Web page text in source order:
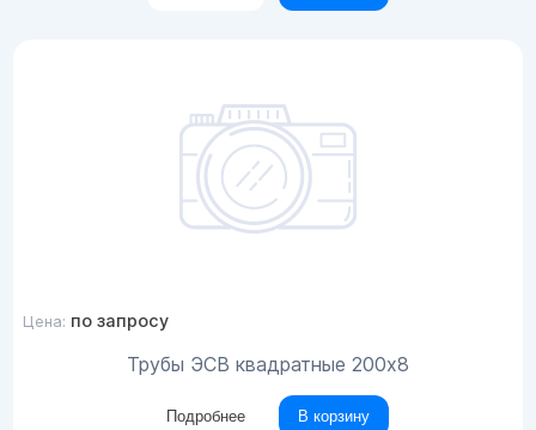
Цена: по запросу
Трубы ЭСВ квадратные 200х8
Подробнее В корзину